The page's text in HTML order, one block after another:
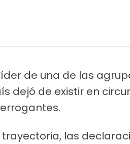
de una de las
dejó de existir en
trayectoria, las